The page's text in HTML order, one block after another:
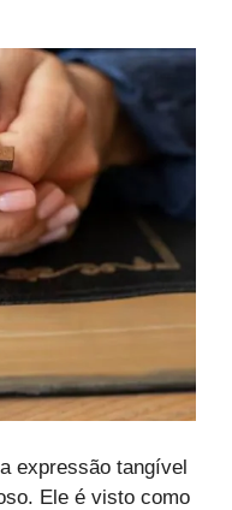
expressão tangível
Ele é visto como